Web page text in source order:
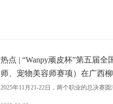
热点 | “Wanpy顽皮杯”第五届
师、宠物美容师赛项）在广西
2025年11月21-22日，两个职业的总决赛